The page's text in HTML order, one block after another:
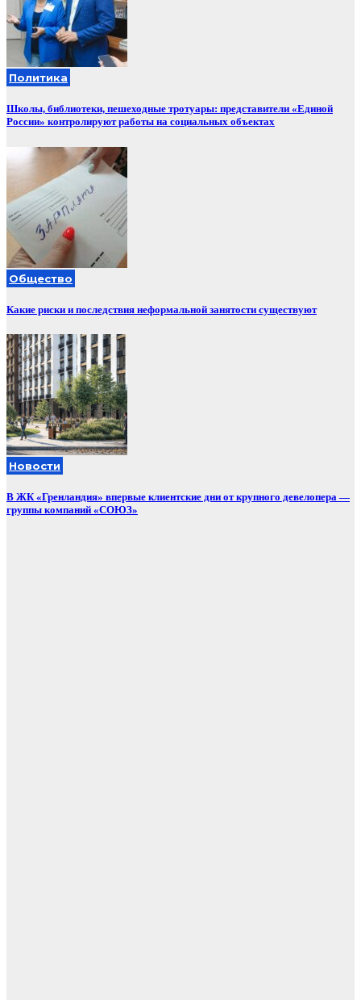
Политика
Школы, библиотеки, пешеходные тротуары: представители «Единой
России» контролируют работы на социальных объектах
Общество
Какие риски и последствия неформальной занятости существуют
Новости
В ЖК «Гренландия» впервые клиентские дни от крупного девелопера —
группы компаний «СОЮЗ»